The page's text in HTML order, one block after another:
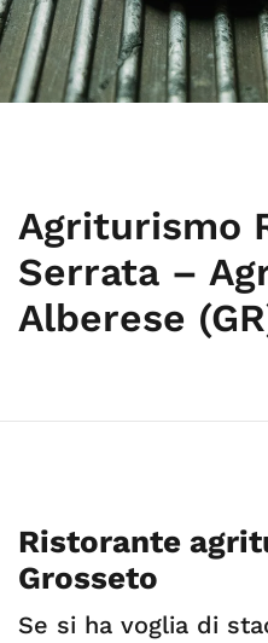
Agriturismo
Serrata –
Alberese
Ristorante
Grosseto
Se si ha voglia di